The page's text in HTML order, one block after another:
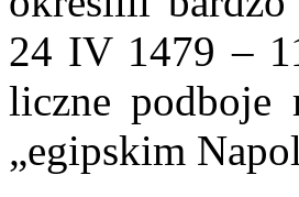
24 IV 1479 –
liczne podboje
„egipskim